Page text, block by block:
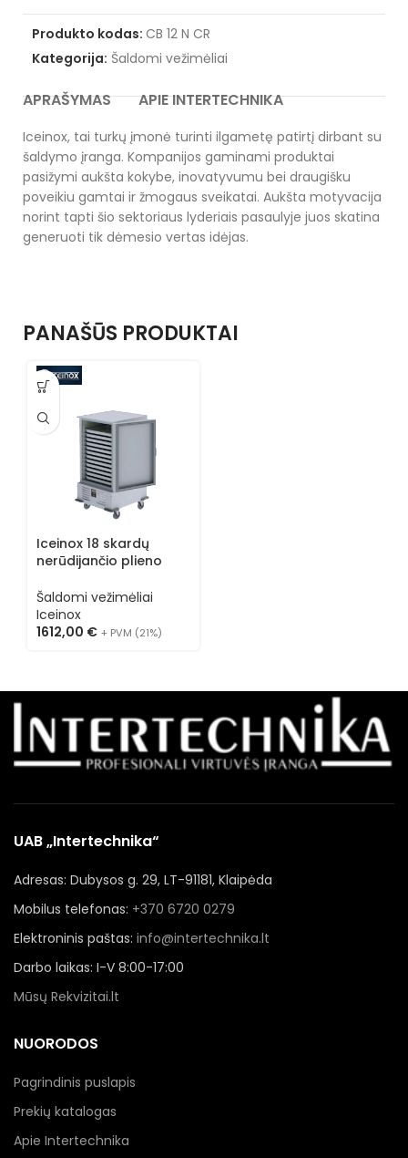
Produkto kodas: CB 12 N CR
Kategorija: Šaldomi vežimėliai
APRAŠYMAS APIE INTERTECHNIKA
Iceinox, tai turkų įmonė turinti ilgametę patirtį dirbant su
šaldymo įranga. Kompanijos gaminami produktai
pasižymi aukšta kokybe, inovatyvumu bei draugišku
poveikiu gamtai ir žmogaus sveikatai. Aukšta motyvacija
norint tapti šio sektoriaus lyderiais pasaulyje juos skatina
generuoti tik dėmesio vertas idėjas.
PANAŠŪS PRODUKTAI
Iceinox 18 skardų
nerūdijančio plieno
12 CR
Šaldomi vežimėliai
Iceinox
1612,00 € + PVM (21%)
UAB „Intertechnika“
Adresas: Dubysos g. 29, LT-91181, Klaipėda
Mobilus telefonas: +370 6720 0279
Elektroninis paštas: info@intertechnika.lt
Darbo laikas: I-V 8:00-17:00
Mūsų Rekvizitai.lt
NUORODOS
Pagrindinis puslapis
Prekių katalogas
Apie Intertechnika